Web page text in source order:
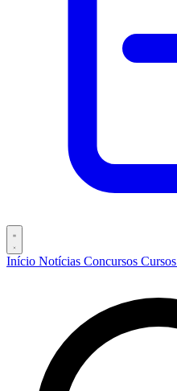
Início Notícias Concursos Cursos